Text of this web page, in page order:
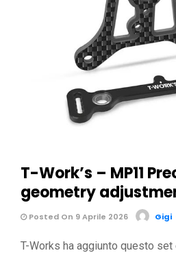
T-Work’s – MP11
geometry
Posted On 9 Aprile 2026 Gigi
T-Works ha aggiunto questo